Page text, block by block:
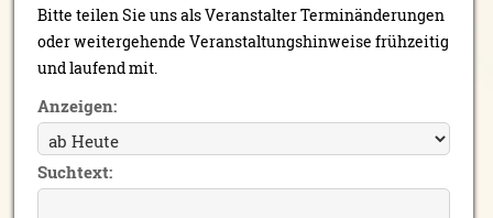
Bitte teilen Sie uns als Veranstalter Terminänderungen
oder weitergehende Veranstaltungshinweise frühzeitig
und laufend mit.
Anzeigen:
Suchtext: